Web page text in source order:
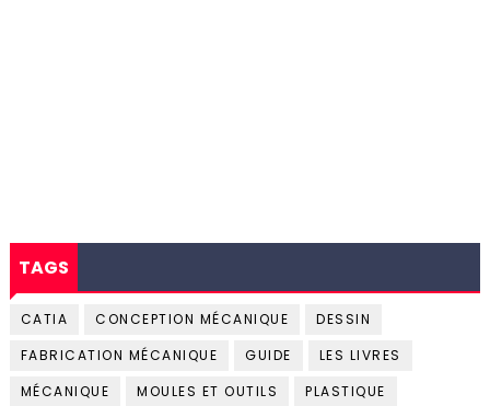
TAGS
CATIA CONCEPTION MÉCANIQUE
DESSIN
FABRICATION MÉCANIQUE
GUIDE
LES LIVRES
MÉCANIQUE
MOULES ET OUTILS PLASTIQUE